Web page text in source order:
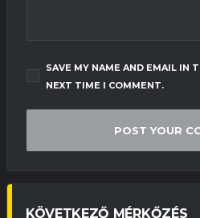
SAVE MY NAME AND EMAIL IN
NEXT TIME I COMMENT.
KÖVETKEZŐ MÉRKŐZÉS